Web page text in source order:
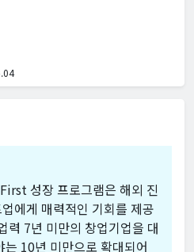
성장 프로그램은 해외 진
에게 매력적인 기회를 제공
력 7년 미만의 창업기업을 대
10년 미만으로 확대되어